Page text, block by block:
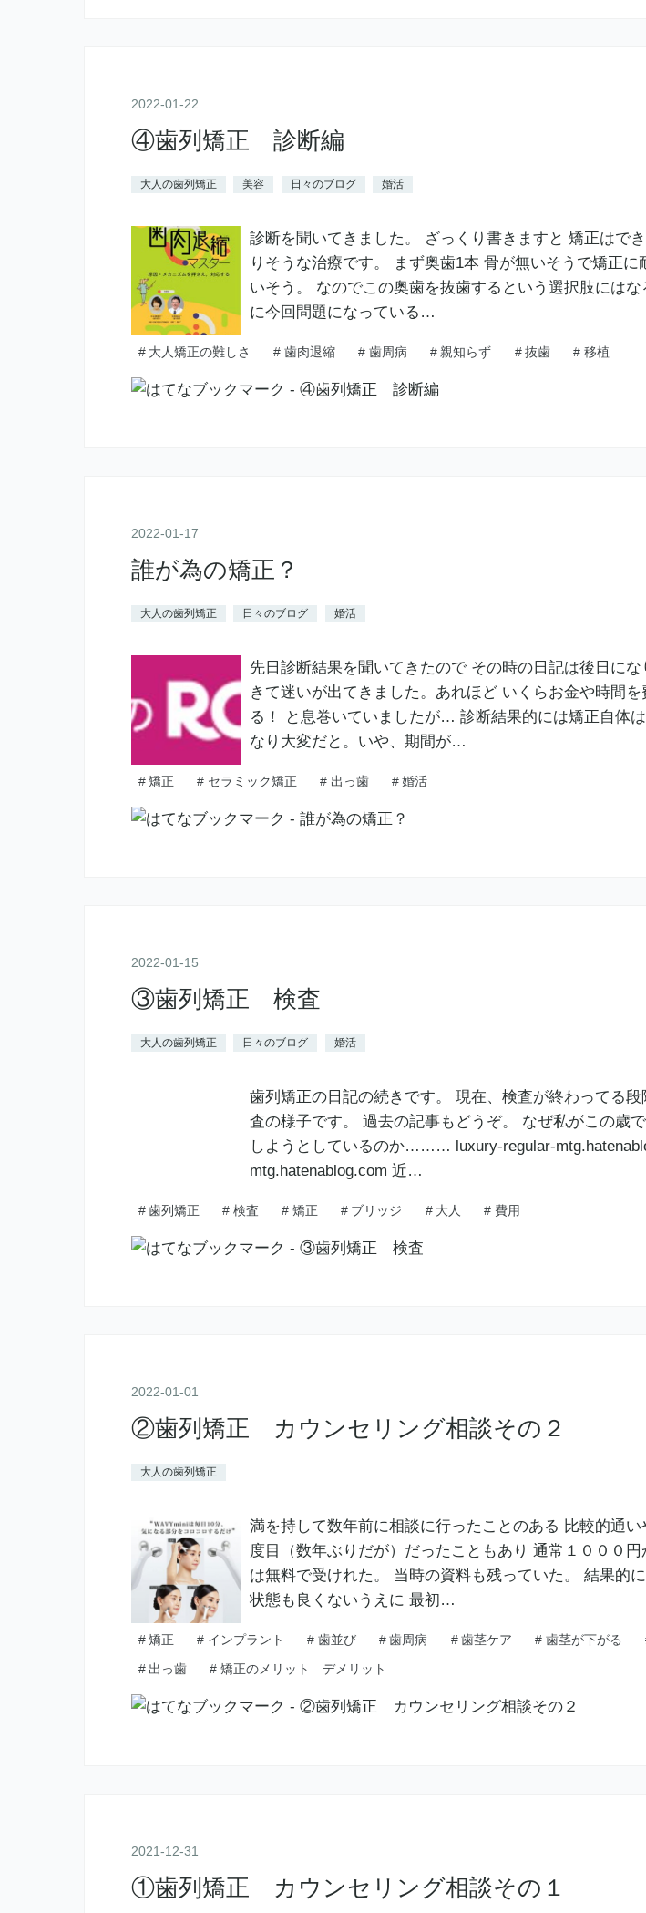
2022-01-22
④歯列矯正 診断編
大人の歯列矯正 美容 日々のブログ 婚活
診断を聞いてきました。 ざっくり書きますと 矯正はで
りそうな治療です。 まず奥歯1本 骨が無いそうで矯正に
いそう。 なのでこの奥歯を抜歯するという選択肢には
に今回問題になっている…
# 大人矯正の難しさ # 歯肉退縮 # 歯周病 # 親知らず # 抜歯 # 移植
2022-01-17
誰が為の矯正？
大人の歯列矯正 日々のブログ 婚活
先日診断結果を聞いてきたので その時の日記は後日に
きて迷いが出てきました。あれほど いくらお金や時間
る！ と息巻いていましたが… 診断結果的には矯正自体
なり大変だと。いや、期間が…
# 矯正 # セラミック矯正 # 出っ歯 # 婚活
2022-01-15
③歯列矯正 検査
大人の歯列矯正 日々のブログ 婚活
歯列矯正の日記の続きです。 現在、検査が終わってる
査の様子です。 過去の記事もどうぞ。 なぜ私がこの歳
しようとしているのか……… luxury-regular-
mtg.hatenablog.com 近…
# 歯列矯正 # 検査 # 矯正 # ブリッジ # 大人 # 費用
2022-01-01
②歯列矯正 カウンセリング相談その２
大人の歯列矯正
満を持して数年前に相談に行ったことのある 比較的通
度目（数年ぶりだが）だったこともあり 通常１０００
は無料で受けれた。 当時の資料も残っていた。 結果的
状態も良くないうえに 最初…
# 矯正 # インプラント # 歯並び # 歯周病 # 歯茎ケア # 歯茎が下がる
# 出っ歯 # 矯正のメリット デメリット
2021-12-31
①歯列矯正 カウンセリング相談その１